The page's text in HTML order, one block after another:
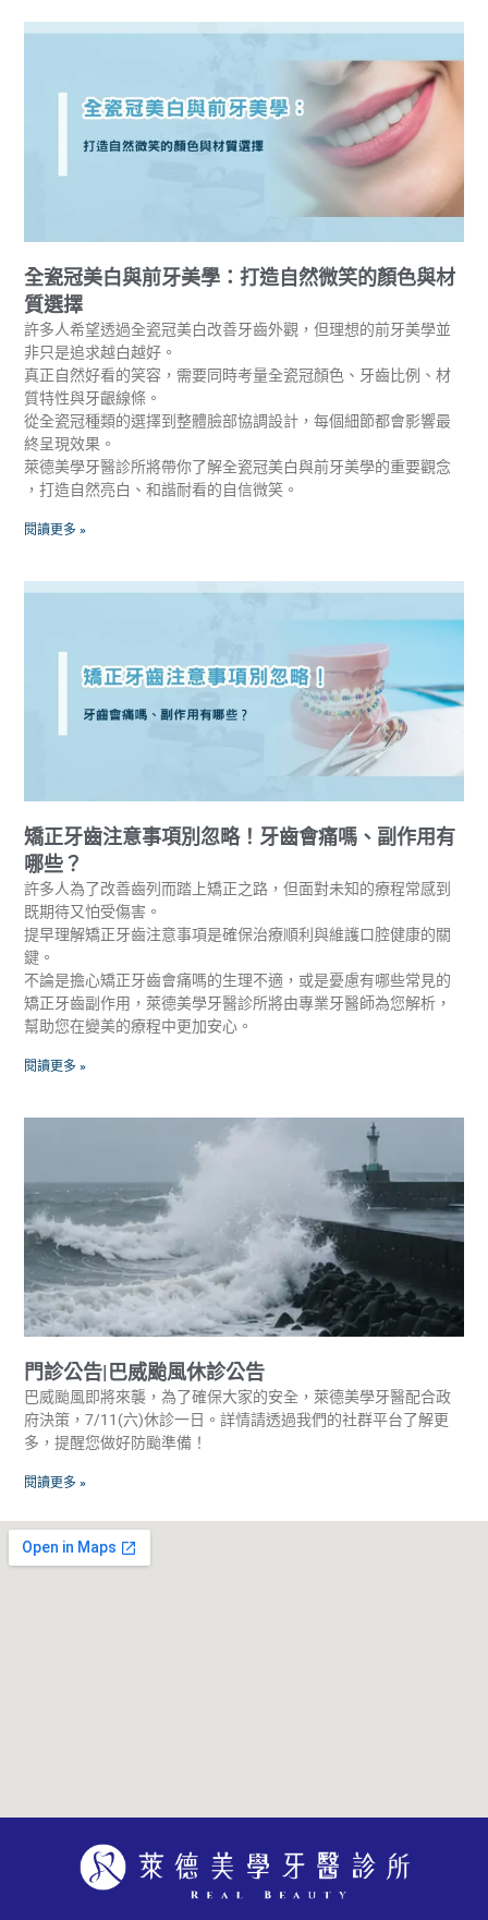
全瓷冠美白與前牙美學：打造自然微笑的顏色與材
質選擇
許多人希望透過全瓷冠美白改善牙齒外觀，但理想的前牙美學並
非只是追求越白越好。
真正自然好看的笑容，需要同時考量全瓷冠顏色、牙齒比例、材
質特性與牙齦線條。
從全瓷冠種類的選擇到整體臉部協調設計，每個細節都會影響最
終呈現效果。
萊德美學牙醫診所將帶你了解全瓷冠美白與前牙美學的重要觀念
，打造自然亮白、和諧耐看的自信微笑。
閱讀更多 »
矯正牙齒注意事項別忽略！牙齒會痛嗎、副作用有
哪些？
許多人為了改善齒列而踏上矯正之路，但面對未知的療程常感到
既期待又怕受傷害。
提早理解矯正牙齒注意事項是確保治療順利與維護口腔健康的關
鍵。
不論是擔心矯正牙齒會痛嗎的生理不適，或是憂慮有哪些常見的
矯正牙齒副作用，萊德美學牙醫診所將由專業牙醫師為您解析，
幫助您在變美的療程中更加安心。
閱讀更多 »
門診公告|巴威颱風休診公告
巴威颱風即將來襲，為了確保大家的安全，萊德美學牙醫配合政
府決策，7/11(六)休診一日。詳情請透過我們的社群平台了解更
多，提醒您做好防颱準備！
閱讀更多 »